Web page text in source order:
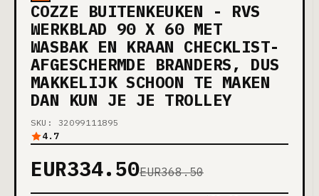
COZZE BUITENKEUKEN - RVS
WERKBLAD 90 X 60 MET
WASBAK EN KRAAN CHECKLIST-
AFGESCHERMDE BRANDERS, DUS
MAKKELIJK SCHOON TE MAKEN
DAN KUN JE JE TROLLEY
SKU: 32099111895
4.7
EUR334.50EUR368.50